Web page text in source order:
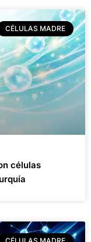
CÉLULAS MADRE
células